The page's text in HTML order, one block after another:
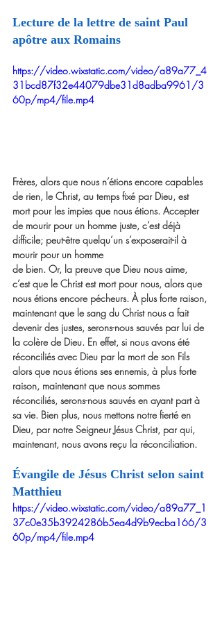
Lecture de la lettre de saint Paul
apôtre aux Romains
https://video.wixstatic.com/video/a89a77_4
31bcd87f32e44079dbe31d8adba9961/3
60p/mp4/file.mp4
Frères, alors que nous n’étions encore capables
de rien, le Christ, au temps fixé par Dieu, est
mort pour les impies que nous étions. Accepter
de mourir pour un homme juste, c’est déjà
difficile; peut-être quelqu’un s’exposerait-il à
mourir pour un homme
de bien. Or, la preuve que Dieu nous aime,
c’est que le Christ est mort pour nous, alors que
nous étions encore pécheurs. À plus forte raison,
maintenant que le sang du Christ nous a fait
devenir des justes, serons-nous sauvés par lui de
la colère de Dieu. En effet, si nous avons été
réconciliés avec Dieu par la mort de son Fils
alors que nous étions ses ennemis, à plus forte
raison, maintenant que nous sommes
réconciliés, serons-nous sauvés en ayant part à
sa vie. Bien plus, nous mettons notre fierté en
Dieu, par notre Seigneur Jésus Christ, par qui,
maintenant, nous avons reçu la réconciliation.
Évangile de Jésus Christ selon saint
Matthieu
https://video.wixstatic.com/video/a89a77_1
37c0e35b3924286b5ea4d9b9ecba166/3
60p/mp4/file.mp4